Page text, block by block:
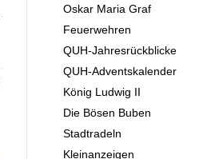
Oskar Maria Graf
Feuerwehren
QUH-Jahresrückblicke
QUH-Adventskalender
König Ludwig II
Die Bösen Buben
Stadtradeln
Kleinanzeigen